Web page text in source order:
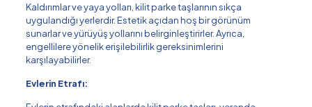
Kaldırımlar ve yaya yolları, kilit parke taşlarının sıkça
uygulandığı yerlerdir. Estetik açıdan hoş bir görünüm
sunarlar ve yürüyüş yollarını belirginleştirirler. Ayrıca,
engellilere yönelik erişilebilirlik gereksinimlerini
karşılayabilirler.
Evlerin Etrafı: